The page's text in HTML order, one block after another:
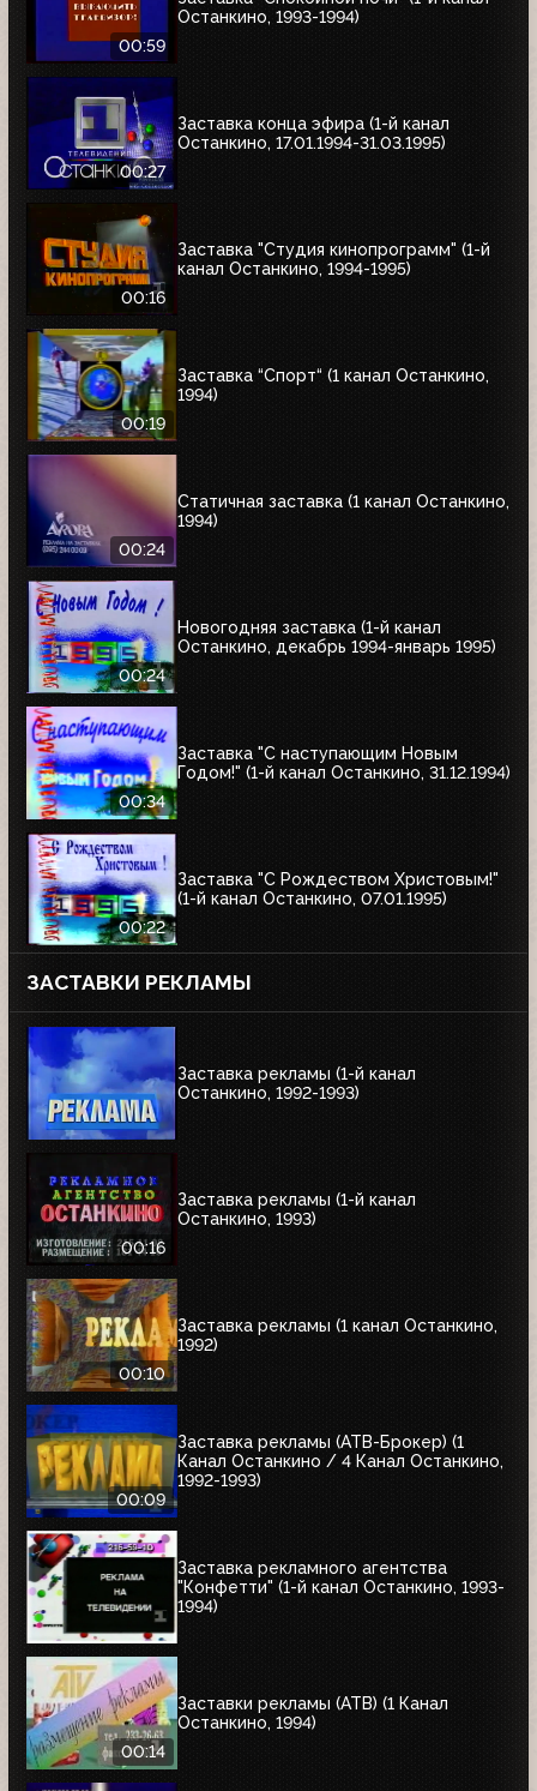
00:59
Останкино, 1993-1994)
00:27
Заставка конца эфира (1-й канал
Останкино, 17.01.1994-31.03.1995)
00:16
Заставка "Студия кинопрограмм" (1-й
канал Останкино, 1994-1995)
00:19
Заставка “Спорт“ (1 канал Останкино,
1994)
00:24
Статичная заставка (1 канал Останкино,
1994)
00:24
Новогодняя заставка (1-й канал
Останкино, декабрь 1994-январь 1995)
00:34
Заставка "С наступающим Новым
Годом!" (1-й канал Останкино, 31.12.1994)
00:22
Заставка "С Рождеством Христовым!"
(1-й канал Останкино, 07.01.1995)
ЗАСТАВКИ РЕКЛАМЫ
Заставка рекламы (1-й канал
Останкино, 1992-1993)
00:16
Заставка рекламы (1-й канал
Останкино, 1993)
00:10
Заставка рекламы (1 канал Останкино,
1992)
00:09
Заставка рекламы (АТВ-Брокер) (1
Канал Останкино / 4 Канал Останкино,
1992-1993)
Заставка рекламного агентства
"Конфетти" (1-й канал Останкино, 1993-
1994)
00:14
Заставки рекламы (АТВ) (1 Канал
Останкино, 1994)